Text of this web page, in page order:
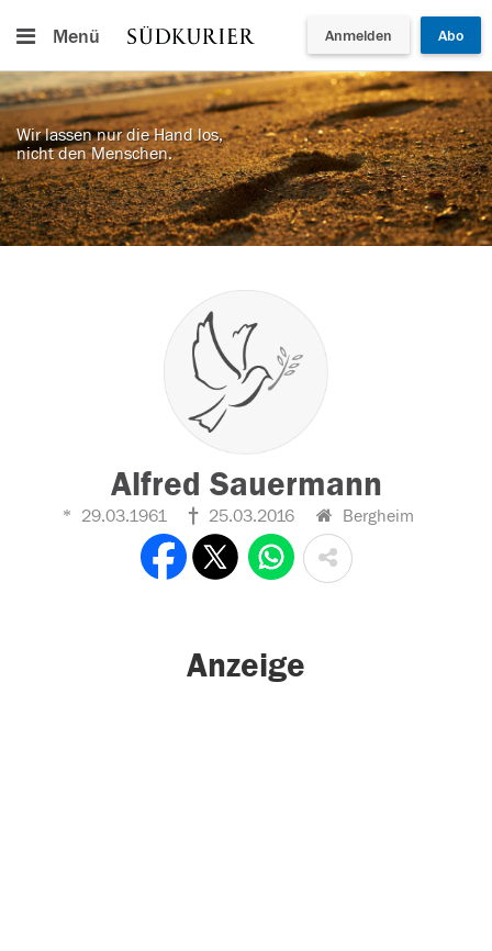
Menü Anmelden Abo
Wir lassen nur die Hand los,
nicht den Menschen.
Alfred Sauermann
29.03.1961 25.03.2016 Bergheim
Anzeige